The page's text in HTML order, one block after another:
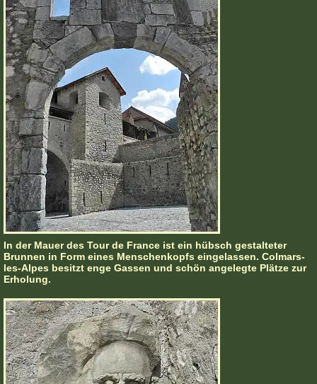
In der Mauer des Tour de France ist ein hübsch gestalteter
Brunnen in Form eines Menschenkopfs eingelassen. Colmars-
les-Alpes besitzt enge Gassen und schön angelegte Plätze zur
Erholung.